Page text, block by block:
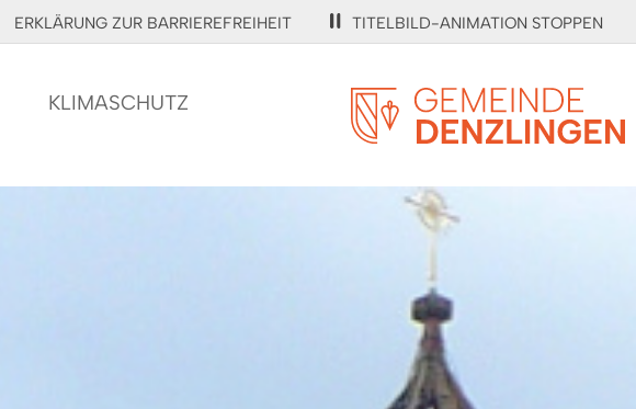
ERKLÄRUNG ZUR BARRIEREFREIHEIT TITELBILD-ANIMATION STOPPEN
KLIMASCHUTZ